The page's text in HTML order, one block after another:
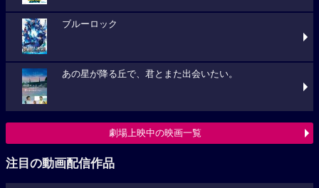
ブルーロック
あの星が降る丘で、君とまた出会いたい。
劇場上映中の映画一覧
注目の動画配信作品